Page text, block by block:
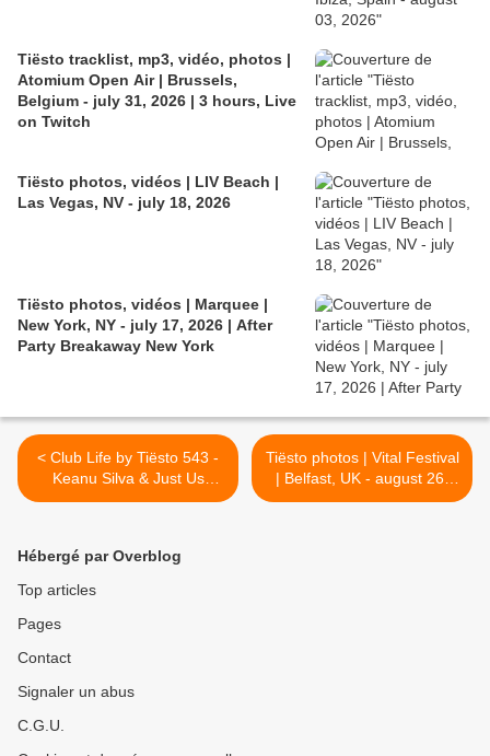
Tiësto tracklist, mp3, vidéo, photos |
Atomium Open Air | Brussels,
Belgium - july 31, 2026 | 3 hours, Live
on Twitch
Tiësto photos, vidéos | LIV Beach |
Las Vegas, NV - july 18, 2026
Tiësto photos, vidéos | Marquee |
New York, NY - july 17, 2026 | After
Party Breakaway New York
< Club Life by Tiësto 543 -
Keanu Silva & Just Us
Guestmix - August 25, 2017
Tiësto photos | Vital Festival
| Belfast, UK - august 26,
2017 >
Hébergé par Overblog
Top articles
Pages
Contact
Signaler un abus
C.G.U.